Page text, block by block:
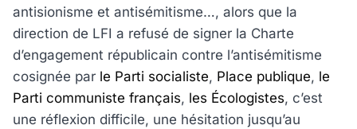
antisionisme et antisémitisme…, alors que la
direction de LFI a refusé de signer la Charte
d’engagement républicain contre l’antisémitisme
cosignée par le Parti socialiste, Place publique, le
Parti communiste français, les Écologistes, c’est
une réflexion difficile, une hésitation jusqu’au